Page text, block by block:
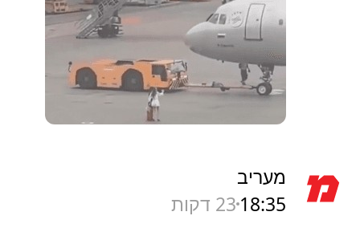
מעריב
18:35 23 דקות